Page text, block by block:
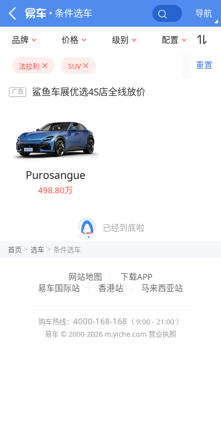
• 条件选车 导航
品牌 价格 级别 配置
法拉利 SUV 重置
广告 鲨鱼车展优选4S店全线放价
Purosangue
498.80万
已经到底啦
首页 > 选车 > 条件选车
网站地图
下载APP
易车国际站
香港站 马来西亚站
购车热线： 4000-168-168 （ 9:00 - 21:00 ）
易车 © 2000-2026 m.yiche.com 营业执照